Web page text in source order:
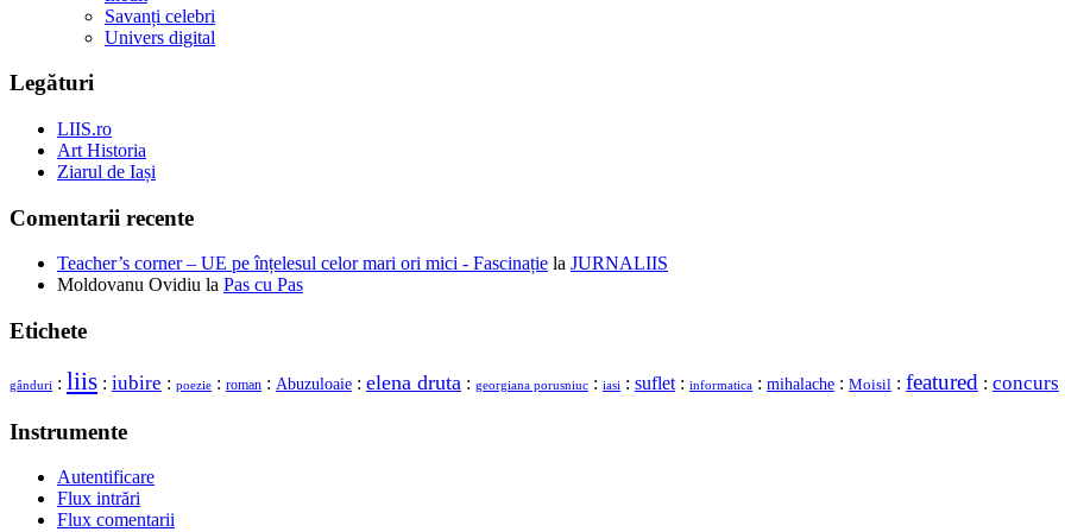
Savanți celebri
Univers digital
Legături
LIIS.ro
Art Historia
Ziarul de Iași
Comentarii recente
Teacher’s corner – UE pe înțelesul celor mari ori mici - Fascinație la JURNALIIS
Moldovanu Ovidiu la Pas cu Pas
Etichete
gânduri : liis : iubire : poezie : roman : Abuzuloaie : elena druta : georgiana porusniuc : iasi : suflet : informatica : mihalache : Moisil : featured : concurs
Instrumente
Autentificare
Flux intrări
Flux comentarii